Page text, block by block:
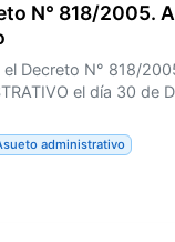
N° 818/2005.
Decreto N° 818/
el día 30 de
administrativo